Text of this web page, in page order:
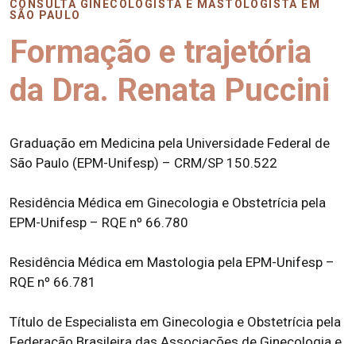
CONSULTA GINECOLOGISTA E MASTOLOGISTA EM
SÃO PAULO
Formação e trajetória
da Dra. Renata Puccini
Graduação em Medicina pela Universidade Federal de
São Paulo (EPM-Unifesp) – CRM/SP 150.522
Residência Médica em Ginecologia e Obstetrícia pela
EPM-Unifesp – RQE nº 66.780
Residência Médica em Mastologia pela EPM-Unifesp –
RQE nº 66.781
Título de Especialista em Ginecologia e Obstetrícia pela